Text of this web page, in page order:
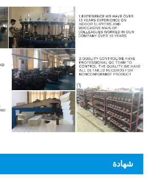
شهادة